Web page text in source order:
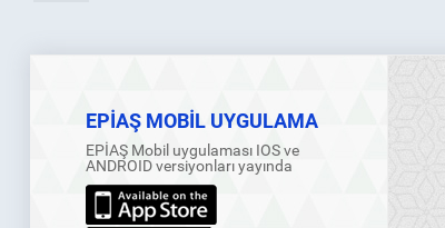
EPİAŞ MOBİL UYGULAMA
EPİAŞ Mobil uygulaması IOS ve
ANDROID versiyonları yayında